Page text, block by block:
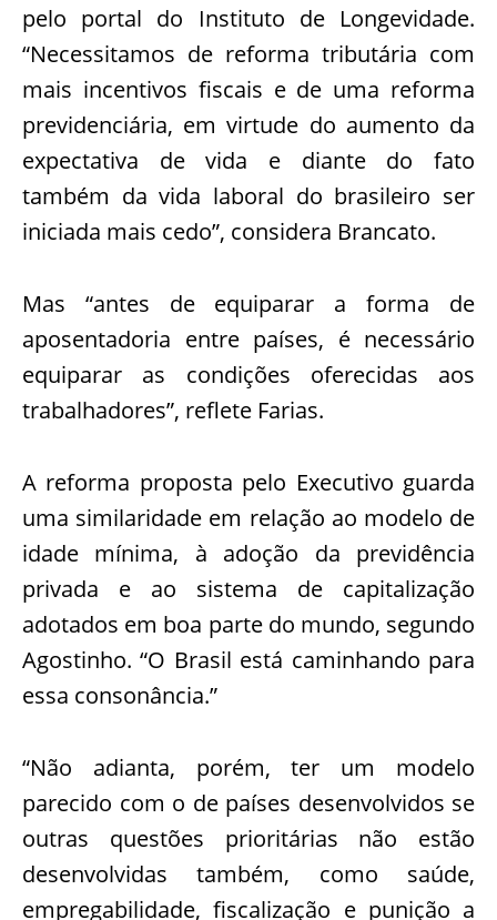
pelo portal do Instituto de Longevidade.
“Necessitamos de reforma tributária com
mais incentivos fiscais e de uma reforma
previdenciária, em virtude do aumento da
expectativa de vida e diante do fato
também da vida laboral do brasileiro ser
iniciada mais cedo”, considera Brancato.
Mas “antes de equiparar a forma de
aposentadoria entre países, é necessário
equiparar as condições oferecidas aos
trabalhadores”, reflete Farias.
A reforma proposta pelo Executivo guarda
uma similaridade em relação ao modelo de
idade mínima, à adoção da previdência
privada e ao sistema de capitalização
adotados em boa parte do mundo, segundo
Agostinho. “O Brasil está caminhando para
essa consonância.”
“Não adianta, porém, ter um modelo
parecido com o de países desenvolvidos se
outras questões prioritárias não estão
desenvolvidas também, como saúde,
empregabilidade, fiscalização e punição a